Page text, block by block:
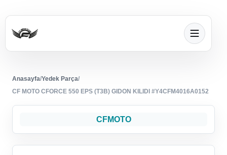
Anasayfa/Yedek Parça/
CF MOTO CFORCE 550 EPS (T3B) GIDON KILIDI #Y4CFM4016A0152
CFMOTO